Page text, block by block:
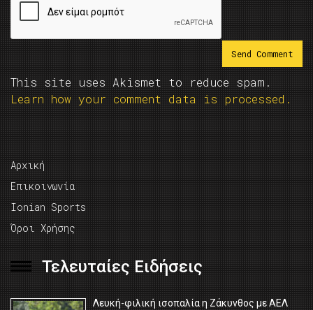
This site uses Akismet to reduce spam.
Learn how your comment data is processed.
Αρχική
Επικοινωνία
Ionian Sports
Όροι Χρήσης
Τελευταίες Ειδήσεις
Λευκή-φιλική ισοπαλία η Ζάκυνθος με ΑΕΛ